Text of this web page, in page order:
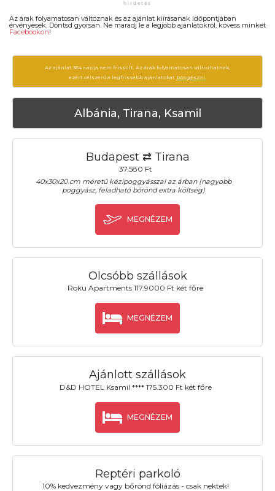
Az árak folyamatosan változnak és az ajánlat kiírásanak időpontjában
érvényesek. Döntsd gyorsan. Ne maradj le a legjobb ajánlatokról, kövess minket
Facebookon!
Az ajánlat 364 napja nem frissült. Az árak folyamatosan változhatnak,
ezért célszerű a legfrissebb ajánlatokat böngészni.
Albánia, Tirana, Ksamil
Budapest ⇄ Tirana
37.580 Ft
40x30x20 cm méretű kézipoggyásszal az árban (nagyobb
poggyász, feladható bőrönd extra költség)
MEGNÉZEM
Olcsóbb szállások
Roku Apartments 117.9000 Ft két főre
MEGNÉZEM
Ajánlott szállások
D&D HOTEL Ksamil **** 175.300 Ft két főre
MEGNÉZEM
Reptéri parkoló
10% kedvezmény vagy bőrönd fóliázás - csak nektek!